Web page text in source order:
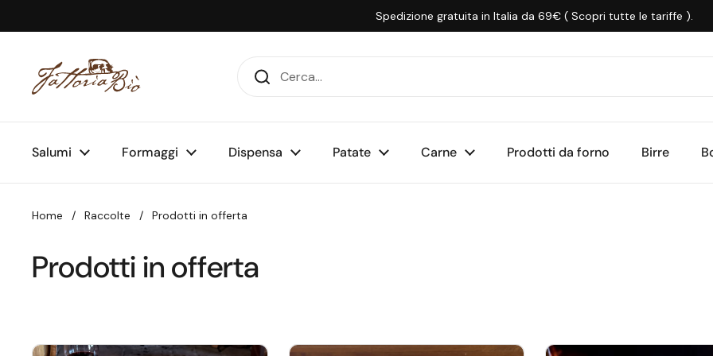
Spedizione gratuita in Italia da 69€ ( Scopri tutte le tariffe ).
Salumi Formaggi Dispensa Patate Carne Prodotti da forno Birre
Home / Raccolte / Prodotti in offerta
Prodotti in offerta